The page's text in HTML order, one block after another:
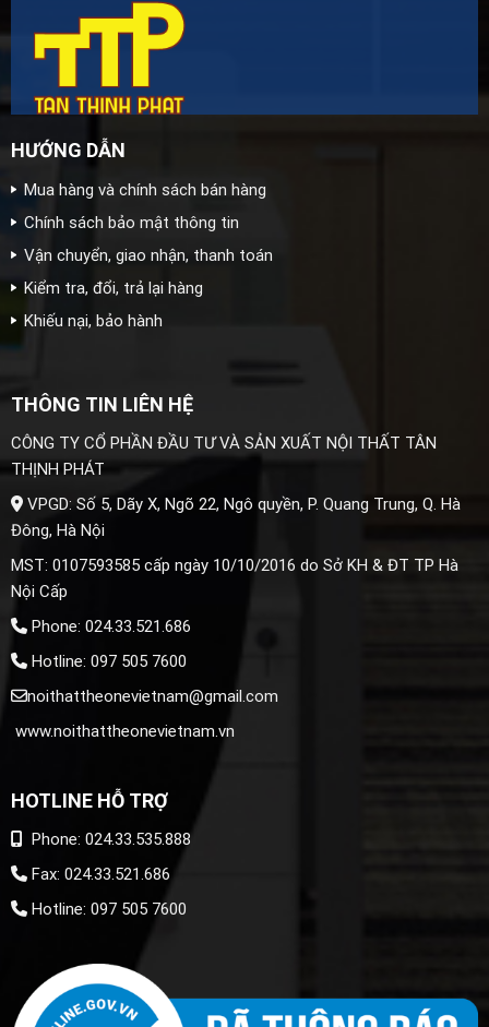
HƯỚNG DẪN
Mua hàng và chính sách bán hàng
Chính sách bảo mật thông tin
Vận chuyển, giao nhận, thanh toán
Kiểm tra, đổi, trả lại hàng
Khiếu nại, bảo hành
THÔNG TIN LIÊN HỆ
CÔNG TY CỔ PHẦN ĐẦU TƯ VÀ SẢN XUẤT NỘI THẤT TÂN
THỊNH PHÁT
VPGD: Số 5, Dãy X, Ngõ 22, Ngô quyền, P. Quang Trung, Q. Hà
Đông, Hà Nội
MST: 0107593585 cấp ngày 10/10/2016 do Sở KH & ĐT TP Hà
Nội Cấp
Phone: 024.33.521.686
Hotline: 097 505 7600
noithattheonevietnam@gmail.com
www.noithattheonevietnam.vn
HOTLINE HỖ TRỢ
Phone: 024.33.535.888
Fax: 024.33.521.686
Hotline: 097 505 7600